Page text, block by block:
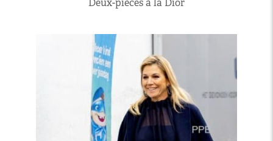
Deux-pièces à la Dior